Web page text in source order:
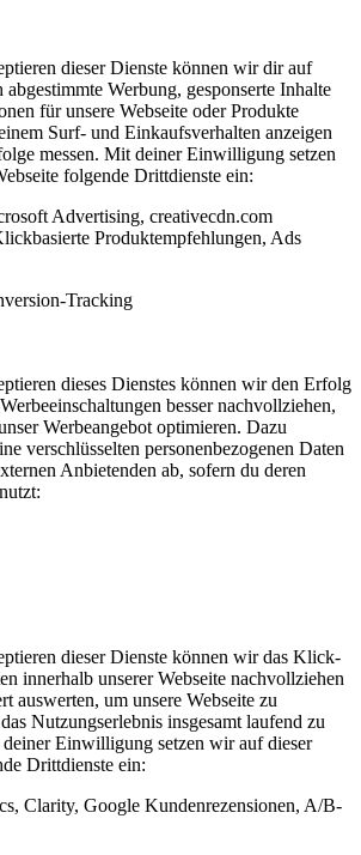
dieser Dienste können wir dir auf
abgestimmte Werbung, gesponserte Inhalte
für unsere Webseite oder Produkte
Surf- und Einkaufsverhalten anzeigen
messen. Mit deiner Einwilligung setzen
folgende Drittdienste ein:
Advertising, creativecdn.com
Produktempfehlungen, Ads
Tracking
dieses Dienstes können wir den Erfolg
besser nachvollziehen,
Werbeangebot optimieren. Dazu
verschlüsselten personenbezogenen Daten
Anbietenden ab, sofern du deren
dieser Dienste können wir das Klick-
innerhalb unserer Webseite nachvollziehen
auswerten, um unsere Webseite zu
Nutzungserlebnis insgesamt laufend zu
Einwilligung setzen wir auf dieser
Drittdienste ein:
Clarity, Google Kundenrezensionen, A/B-